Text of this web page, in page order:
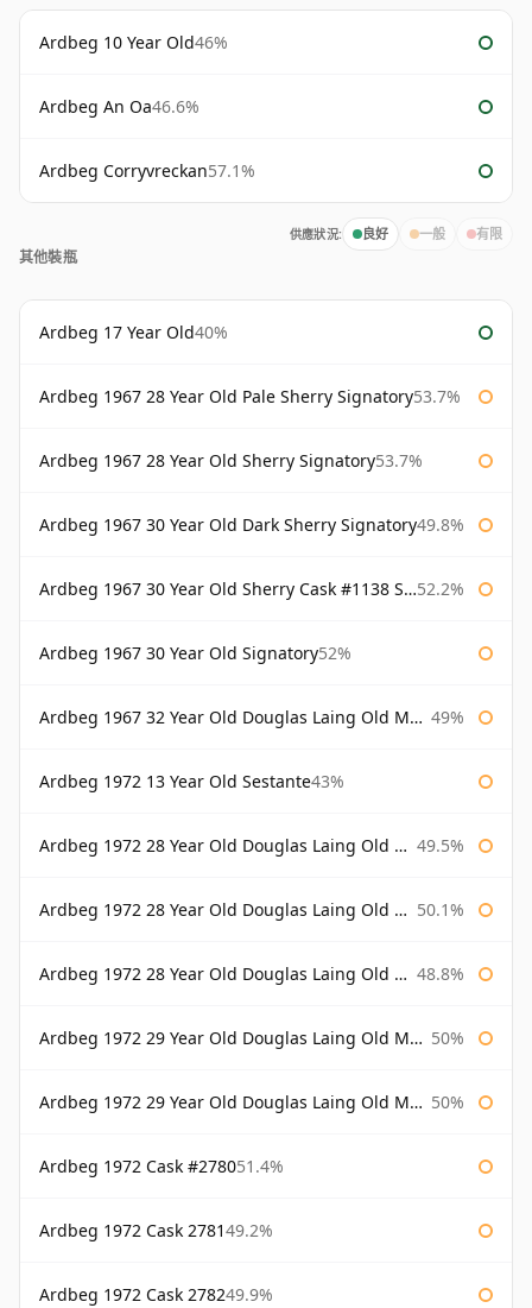
Ardbeg 10 Year Old46%
Ardbeg An Oa46.6%
Ardbeg Corryvreckan57.1%
供應狀況: 良好 一般 有限
其他裝瓶
Ardbeg 17 Year Old40%
Ardbeg 1967 28 Year Old Pale Sherry Signatory53.7%
Ardbeg 1967 28 Year Old Sherry Signatory53.7%
Ardbeg 1967 30 Year Old Dark Sherry Signatory49.8%
Ardbeg 1967 30 Year Old Sherry Cask #1138 Signatory 52.2%
Ardbeg 1967 30 Year Old Signatory52%
Ardbeg 1967 32 Year Old Douglas Laing Old Malt Cask 49%
Ardbeg 1972 13 Year Old Sestante43%
Ardbeg 1972 28 Year Old Douglas Laing Old Malt Cask 49.5%
Ardbeg 1972 28 Year Old Douglas Laing Old Malt Cask Bottled 2000 50.1%
Ardbeg 1972 28 Year Old Douglas Laing Old Malt Cask Bottled 2001 48.8%
Ardbeg 1972 29 Year Old Douglas Laing Old Malt Cask 50%
Ardbeg 1972 29 Year Old Douglas Laing Old Malt Cask Bottled 2001 50%
Ardbeg 1972 Cask #278051.4%
Ardbeg 1972 Cask 278149.2%
Ardbeg 1972 Cask 278249.9%